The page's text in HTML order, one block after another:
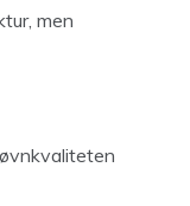
men